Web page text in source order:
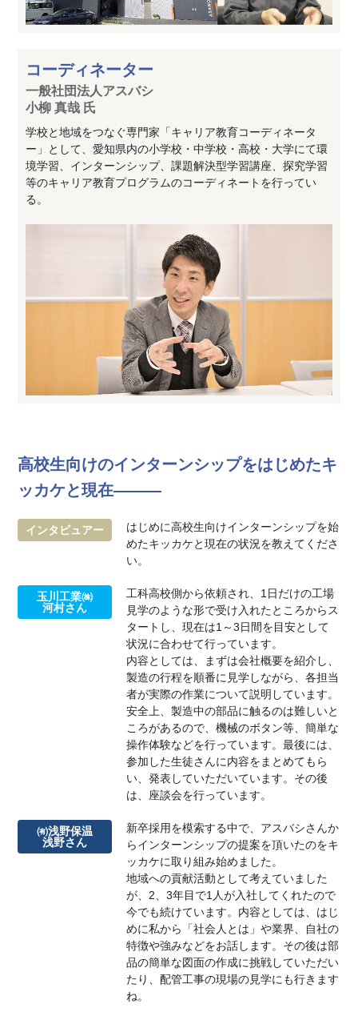
コーディネーター
一般社団法人アスバシ
小柳 真哉 氏
学校と地域をつなぐ専門家「キャリア教育コーディネータ
ー」として、愛知県内の小学校・中学校・高校・大学にて環
境学習、インターンシップ、課題解決型学習講座、探究学習
等のキャリア教育プログラムのコーディネートを行ってい
る。
高校生向けのインターンシップをはじめたキ
ッカケと現在―――
インタビュアー
はじめに高校生向けインターンシップを始
めたキッカケと現在の状況を教えてくださ
い。
玉川工業㈱
河村さん
工科高校側から依頼され、1日だけの工場
見学のような形で受け入れたところからス
タートし、現在は1～3日間を目安として
状況に合わせて行っています。
内容としては、まずは会社概要を紹介し、
製造の行程を順番に見学しながら、各担当
者が実際の作業について説明しています。
安全上、製造中の部品に触るのは難しいと
ころがあるので、機械のボタン等、簡単な
操作体験などを行っています。最後には、
参加した生徒さんに内容をまとめてもら
い、発表していただいています。その後
は、座談会を行っています。
㈲浅野保温
浅野さん
新卒採用を模索する中で、アスバシさんか
らインターンシップの提案を頂いたのをキ
ッカケに取り組み始めました。
地域への貢献活動として考えていました
が、2、3年目で1人が入社してくれたので
今でも続けています。内容としては、はじ
めに私から「社会人とは」や業界、自社の
特徴や強みなどをお話します。その後は部
品の簡単な図面の作成に挑戦していただい
たり、配管工事の現場の見学にも行きます
ね。